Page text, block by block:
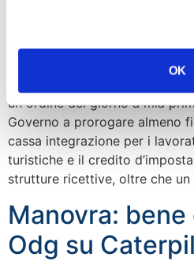
OK
a nostro Odg
imprese
un ordine del giorno a mia
Governo a prorogare almeno
cassa integrazione per i
turistiche e il credito
strutture ricettive, oltre che
Manovra:
Odg su